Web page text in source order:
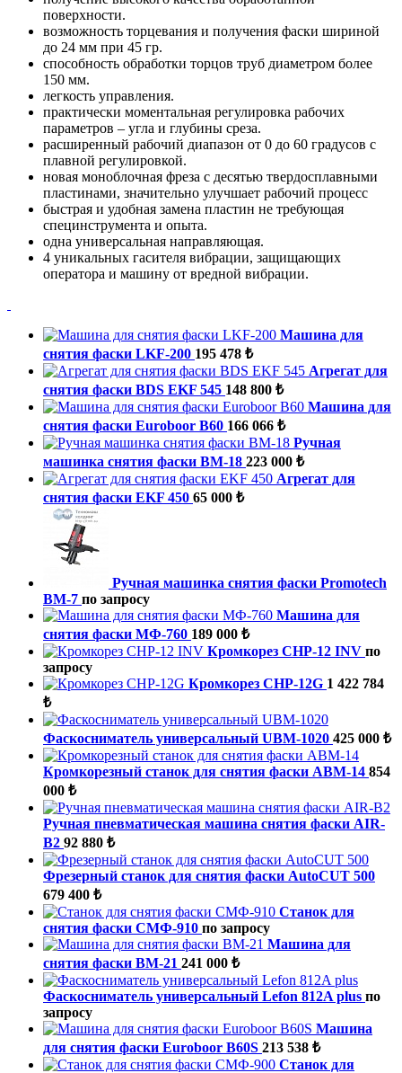
поверхности.
возможность торцевания и получения фаски шириной
до 24 мм при 45 гр.
способность обработки торцов труб диаметром более
150 мм.
легкость управления.
практически моментальная регулировка рабочих
параметров – угла и глубины среза.
расширенный рабочий диапазон от 0 до 60 градусов с
плавной регулировкой.
новая моноблочная фреза с десятью твердосплавными
пластинами, значительно улучшает рабочий процесс
быстрая и удобная замена пластин не требующая
специнструмента и опыта.
одна универсальная направляющая.
4 уникальных гасителя вибрации, защищающих
оператора и машину от вредной вибрации.
Машина для
снятия фаски LKF-200 195 478 ₺
Агрегат для
снятия фаски BDS EKF 545 148 800 ₺
Машина для
снятия фаски Euroboor B60 166 066 ₺
Ручная
машинка снятия фаски ВМ-18 223 000 ₺
Агрегат для
снятия фаски EKF 450 65 000 ₺
Ручная машинка снятия фаски Promotech
ВМ-7 по запросу
Машина для
снятия фаски МФ-760 189 000 ₺
Кромкорез СНР-12 INV по
запросу
Кромкорез CHP-12G 1 422 784
₺
Фаскосниматель универсальный UBM-1020 425 000 ₺
Кромкорезный станок для снятия фаски ABM-14 854
000 ₺
Ручная пневматическая машина снятия фаски AIR-
B2 92 880 ₺
Фрезерный станок для снятия фаски AutoCUT 500
679 400 ₺
Станок для
снятия фаски СМФ-910 по запросу
Машина для
снятия фаски ВМ-21 241 000 ₺
Фаскосниматель универсальный Lefon 812A plus по
запросу
Машина
для снятия фаски Euroboor B60S 213 538 ₺
Станок для